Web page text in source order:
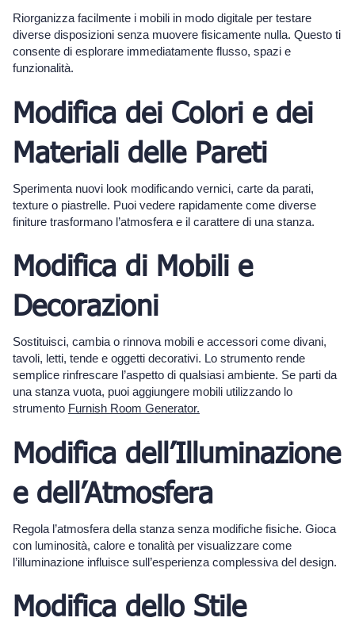
Riorganizza facilmente i mobili in modo digitale per testare
diverse disposizioni senza muovere fisicamente nulla. Questo ti
consente di esplorare immediatamente flusso, spazi e
funzionalità.
Modifica dei Colori e dei
Materiali delle Pareti
Sperimenta nuovi look modificando vernici, carte da parati,
texture o piastrelle. Puoi vedere rapidamente come diverse
finiture trasformano l’atmosfera e il carattere di una stanza.
Modifica di Mobili e
Decorazioni
Sostituisci, cambia o rinnova mobili e accessori come divani,
tavoli, letti, tende e oggetti decorativi. Lo strumento rende
semplice rinfrescare l’aspetto di qualsiasi ambiente. Se parti da
una stanza vuota, puoi aggiungere mobili utilizzando lo
strumento Furnish Room Generator.
Modifica dell’Illuminazione
e dell’Atmosfera
Regola l’atmosfera della stanza senza modifiche fisiche. Gioca
con luminosità, calore e tonalità per visualizzare come
l’illuminazione influisce sull’esperienza complessiva del design.
Modifica dello Stile